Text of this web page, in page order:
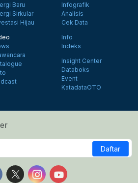
Baru
Sirkular
Hijau
Infografik
Analisis
Cek Data
Info
Indeks
Insight Center
Databoks
Event
KatadataOTO
Daftar
Follow us on Facebook
Follow us on X
Follow us on Instagram
Follow us on